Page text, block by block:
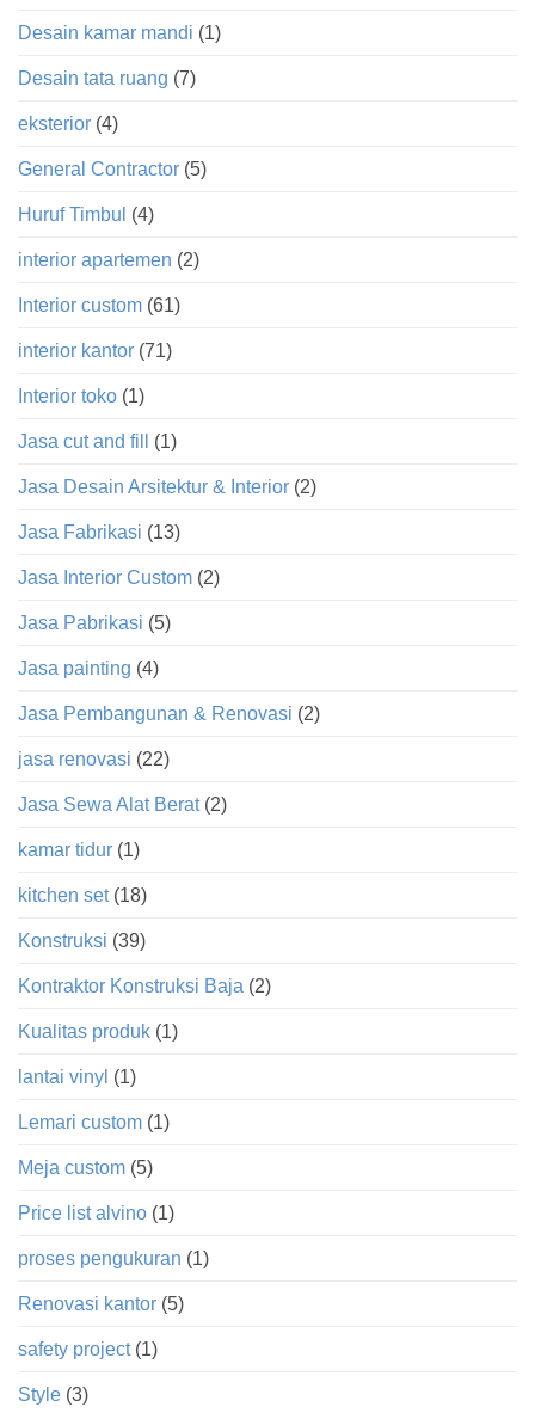
Desain kamar mandi (1)
Desain tata ruang (7)
eksterior (4)
General Contractor (5)
Huruf Timbul (4)
interior apartemen (2)
Interior custom (61)
interior kantor (71)
Interior toko (1)
Jasa cut and fill (1)
Jasa Desain Arsitektur & Interior (2)
Jasa Fabrikasi (13)
Jasa Interior Custom (2)
Jasa Pabrikasi (5)
Jasa painting (4)
Jasa Pembangunan & Renovasi (2)
jasa renovasi (22)
Jasa Sewa Alat Berat(2)
kamar tidur (1)
kitchen set(18)
Konstruksi (39)
Kontraktor Konstruksi Baja (2)
Kualitas produk (1)
lantai vinyl (1)
Lemari custom (1)
Meja custom (5)
Price list alvino (1)
proses pengukuran (1)
Renovasi kantor (5)
safety project(1)
Style (3)